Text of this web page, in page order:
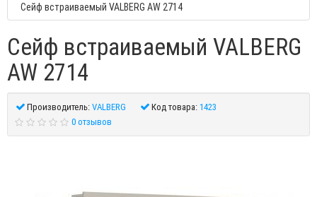
Сейф встраиваемый VALBERG AW 2714
Сейф встраиваемый VALBERG
AW 2714
Производитель:VALBERG Код товара:1423
0 отзывов